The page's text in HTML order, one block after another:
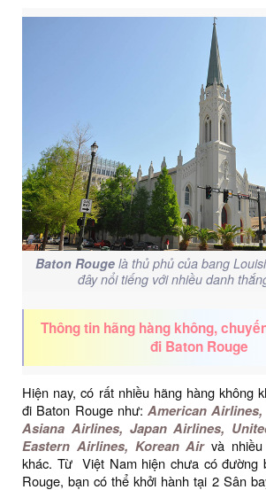
Baton Rouge là thủ phủ của bang
đây nổi tiếng với nhiều danh
Thông tin hãng hàng không,
đi Baton Rouge
Hiện nay, có rất nhiều hãng hàng không
đi Baton Rouge như:American
Asiana Airlines, Japan Airlines,
Eastern Airlines, Korean Airvà nhiều
khác. Từ Việt Nam hiện chưa có đường
Rouge, bạn có thể khởi hành tại 2 Sân